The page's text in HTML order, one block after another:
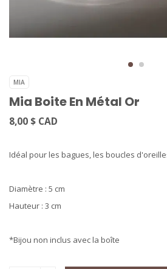
MIA
Mia Boite En Métal Or
8,00 $ CAD
Idéal pour les bagues, les boucles
Diamètre : 5 cm
Hauteur : 3 cm
*Bijou non inclus avec la boîte